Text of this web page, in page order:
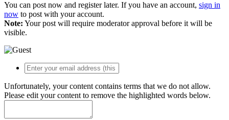
You can post now and register later. If you have an account, sign in
now to post with your account.
Note: Your post will require moderator approval before it will be
visible.
Unfortunately, your content contains terms that we do not allow.
Please edit your content to remove the highlighted words below.